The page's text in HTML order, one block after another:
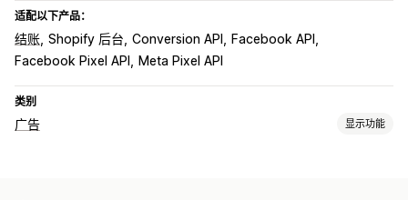
适配以下产品：
结账 Shopify 后台 Conversion API
Facebook API
Facebook Pixel API
Meta Pixel API
类别
广告 显示功能